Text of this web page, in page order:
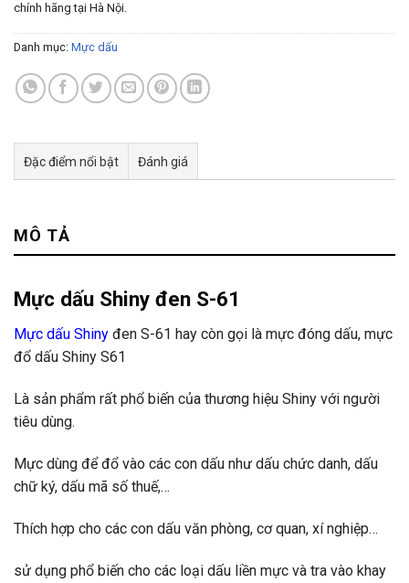
chính hãng tại Hà Nội.
Danh mục: Mực dấu
Đặc điểm nổi bật Đánh giá
MÔ TẢ
Mực dấu Shiny đen S-61
Mực dấu Shiny đen S-61 hay còn gọi là mực đóng dấu, mực
đổ dấu Shiny S61
Là sản phẩm rất phổ biến của thương hiệu Shiny với người
tiêu dùng.
Mực dùng để đổ vào các con dấu như dấu chức danh, dấu
chữ ký, dấu mã số thuế,…
Thích hợp cho các con dấu văn phòng, cơ quan, xí nghiệp…
sử dụng phổ biến cho các loại dấu liền mực và tra vào khay